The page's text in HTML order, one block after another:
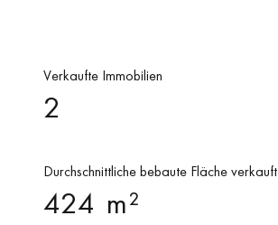
Verkaufte Immobilien
2
Durchschnittliche bebaute Fläche verkauft
424 m²